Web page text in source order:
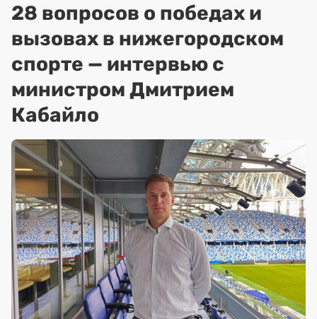
28 вопросов о победах и
вызовах в нижегородском
спорте — интервью с
министром Дмитрием
Кабайло